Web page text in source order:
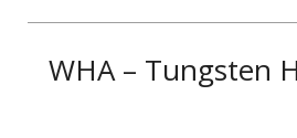
🔹 WHA – Tungsten